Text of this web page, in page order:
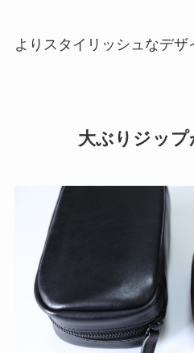
よりスタイリッシュなデザ
大ぶりジッ